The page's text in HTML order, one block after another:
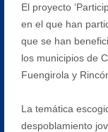
El proyecto
en el que han
que se han
los municipios de
Fuengirola y
La temática
despoblamiento